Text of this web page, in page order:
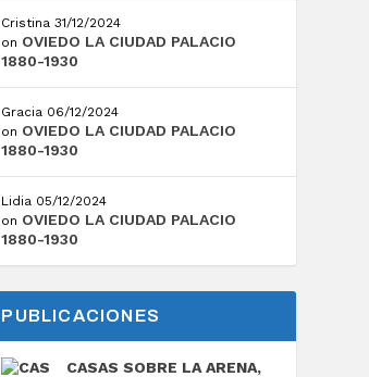
Cristina 31/12/2024
on OVIEDO LA CIUDAD PALACIO
1880-1930
Gracia 06/12/2024
on OVIEDO LA CIUDAD PALACIO
1880-1930
Lidia 05/12/2024
on OVIEDO LA CIUDAD PALACIO
1880-1930
PUBLICACIONES
CASAS SOBRE LA ARENA,